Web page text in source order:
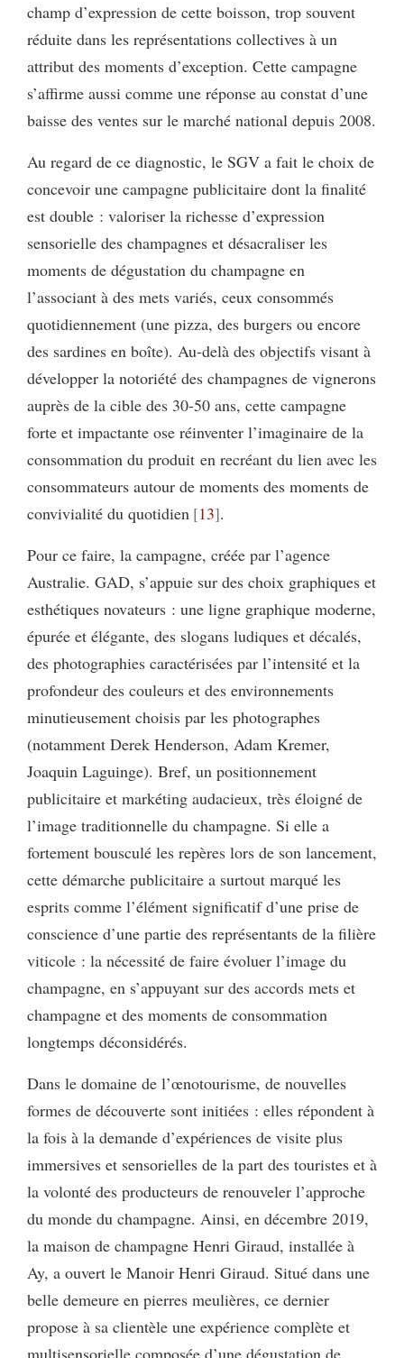
champ d’expression de cette boisson, trop souvent
réduite dans les représentations collectives à un
attribut des moments d’exception. Cette campagne
s’affirme aussi comme une réponse au constat d’une
baisse des ventes sur le marché national depuis 2008.
Au regard de ce diagnostic, le SGV a fait le choix de
concevoir une campagne publicitaire dont la finalité
est double : valoriser la richesse d’expression
sensorielle des champagnes et désacraliser les
moments de dégustation du champagne en
l’associant à des mets variés, ceux consommés
quotidiennement (une pizza, des burgers ou encore
des sardines en boîte). Au-delà des objectifs visant à
développer la notoriété des champagnes de vignerons
auprès de la cible des 30-50 ans, cette campagne
forte et impactante ose réinventer l’imaginaire de la
consommation du produit en recréant du lien avec les
consommateurs autour de moments des moments de
convivialité du quotidien 13 .
Pour ce faire, la campagne, créée par l’agence
Australie. GAD, s’appuie sur des choix graphiques et
esthétiques novateurs : une ligne graphique moderne,
épurée et élégante, des slogans ludiques et décalés,
des photographies caractérisées par l’intensité et la
profondeur des couleurs et des environnements
minutieusement choisis par les photographes
(notamment Derek Henderson, Adam Kremer,
Joaquin Laguinge). Bref, un positionnement
publicitaire et markéting audacieux, très éloigné de
l’image traditionnelle du champagne. Si elle a
fortement bousculé les repères lors de son lancement,
cette démarche publicitaire a surtout marqué les
esprits comme l’élément significatif d’une prise de
conscience d’une partie des représentants de la filière
viticole : la nécessité de faire évoluer l’image du
champagne, en s’appuyant sur des accords mets et
champagne et des moments de consommation
longtemps déconsidérés.
Dans le domaine de l’œnotourisme, de nouvelles
formes de découverte sont initiées : elles répondent à
la fois à la demande d’expériences de visite plus
immersives et sensorielles de la part des touristes et à
la volonté des producteurs de renouveler l’approche
du monde du champagne. Ainsi, en décembre 2019,
la maison de champagne Henri Giraud, installée à
Ay, a ouvert le Manoir Henri Giraud. Situé dans une
belle demeure en pierres meulières, ce dernier
propose à sa clientèle une expérience complète et
multisensorielle composée d’une dégustation de